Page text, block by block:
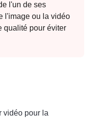
l'un de ses
l'image ou la vidéo
qualité pour éviter
vidéo pour la